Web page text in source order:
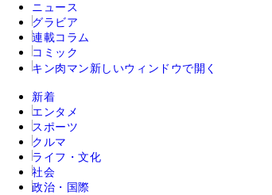
ニュース
グラビア
連載コラム
コミック
キン肉マン 新しいウィンドウで開く
新着
エンタメ
スポーツ
クルマ
ライフ・文化
社会
政治・国際